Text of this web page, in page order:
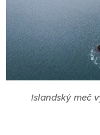
Islandský meč